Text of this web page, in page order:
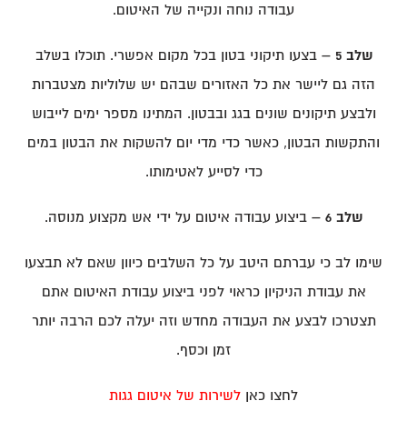
עבודה נוחה ונקייה של האיטום.
שלב 5 –
בצעו תיקוני בטון בכל מקום אפשרי. תוכלו בשלב
הזה גם ליישר את כל האזורים שבהם יש שלוליות מצטברות
ולבצע תיקונים שונים בגג ובבטון. המתינו מספר ימים לייבוש
והתקשות הבטון, כאשר כדי מדי יום להשקות את הבטון במים
כדי לסייע לאטימותו.
שלב 6 – ביצוע עבודה איטום על ידי אש מקצוע מנוסה.
שימו לב כי עברתם היטב על כל השלבים כיוון שאם לא תבצעו
את עבודת הניקיון כראוי לפני ביצוע עבודת האיטום אתם
תצטרכו לבצע את העבודה מחדש וזה יעלה לכם הרבה יותר
זמן וכסף.
לחצו כאן לשירות של איטום גגות